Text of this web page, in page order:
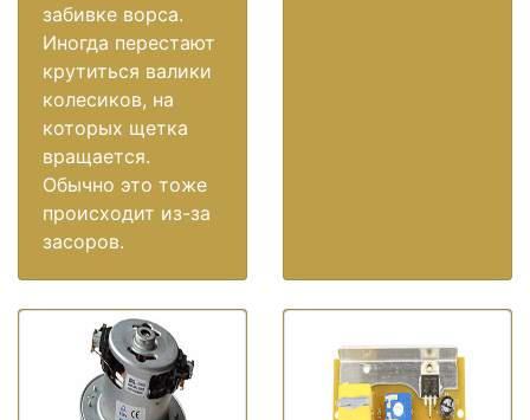
забивке ворса.
Иногда перестают
крутиться валики
колесиков, на
которых щетка
вращается.
Обычно это тоже
происходит из-за
засоров.